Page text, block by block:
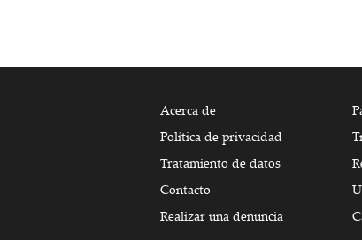
Acerca de
Política de privacidad
Tratamiento de datos
Contacto
Realizar una denuncia